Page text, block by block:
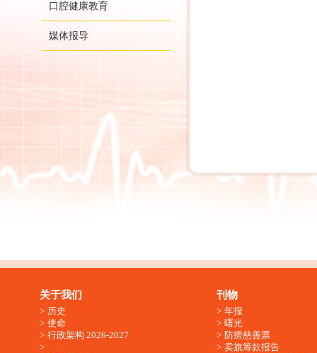
口腔健康教育
媒体报导
关于我们
历史
使命
行政架构 2026-2027
刊物
年报
曙光
防痨慈善票
卖旗筹款报告